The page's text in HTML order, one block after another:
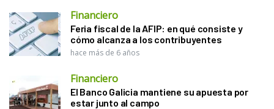
Financiero
Feria fiscal de la AFIP: en qué consiste y
cómo alcanza a los contribuyentes
hace más de 6 años
Financiero
El Banco Galicia mantiene su apuesta por
estar junto al campo